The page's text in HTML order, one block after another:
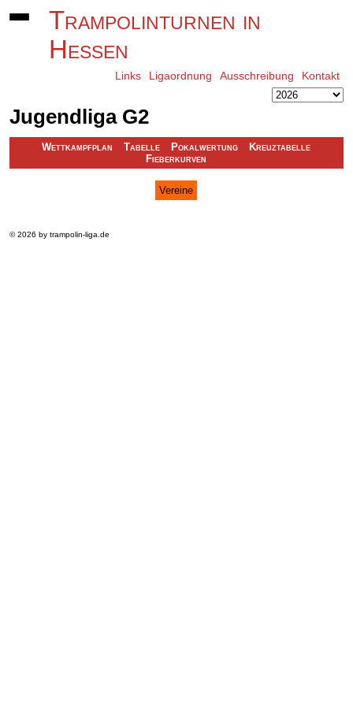
Trampolinturnen in
Hessen
Links Ligaordnung Ausschreibung Kontakt
Jugendliga G2
Wettkampfplan Tabelle Pokalwertung
Kreuztabelle
Fieberkurven
Vereine
© 2026 by trampolin-liga.de